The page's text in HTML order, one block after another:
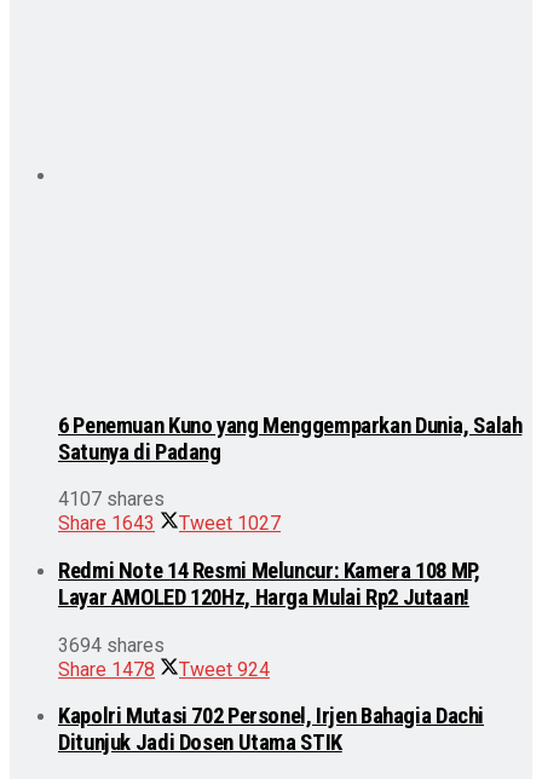
6 Penemuan Kuno yang Menggemparkan Dunia, Salah
Satunya di Padang
4107 shares
Share 1643 Tweet 1027
Redmi Note 14 Resmi Meluncur: Kamera 108 MP,
Layar AMOLED 120Hz, Harga Mulai Rp2 Jutaan!
3694 shares
Share 1478 Tweet 924
Kapolri Mutasi 702 Personel, Irjen Bahagia Dachi
Ditunjuk Jadi Dosen Utama STIK